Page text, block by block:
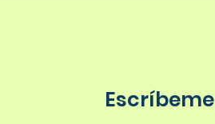
Escríbeme